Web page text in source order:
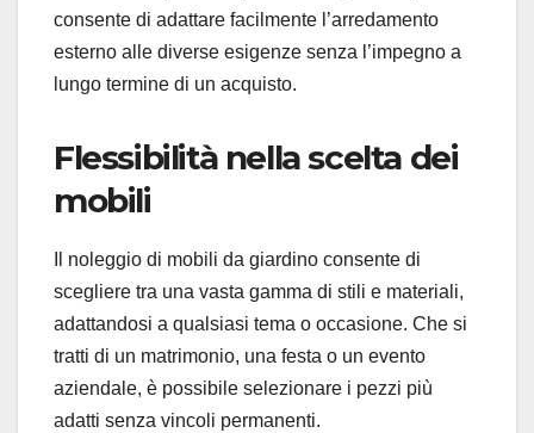
consente di adattare facilmente l’arredamento
esterno alle diverse esigenze senza l’impegno a
lungo termine di un acquisto.
Flessibilità nella scelta dei
mobili
Il noleggio di mobili da giardino consente di
scegliere tra una vasta gamma di stili e materiali,
adattandosi a qualsiasi tema o occasione. Che si
tratti di un matrimonio, una festa o un evento
aziendale, è possibile selezionare i pezzi più
adatti senza vincoli permanenti.